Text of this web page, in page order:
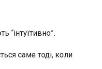
“інтуїтивно”.
саме тоді, коли